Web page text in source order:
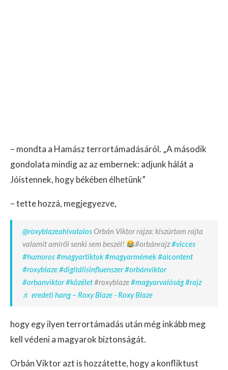
– mondta a Hamász terrortámadásáról. „A második
gondolata mindig az az embernek: adjunk hálát a
Jóistennek, hogy békében élhetünk”
– tette hozzá, megjegyezve,
@roxyblazeahivatalosOrbán Viktor rajza: kiszúrtam rajta
valamit amiről senki sem beszél!
#orbánrajz#vicces
#humoros#magyartiktok#magyarmémek#aicontent
#roxyblaze#digitálisinfluenszer#orbánviktor
#orbanviktor#közélet#roxyblaze#magyarvalóság#rajz
♬ eredeti hang – Roxy Blaze - Roxy Blaze
hogy egy ilyen terrortámadás után még inkább meg
kell védeni a magyarok biztonságát.
Orbán Viktor azt is hozzátette, hogy a konfliktust